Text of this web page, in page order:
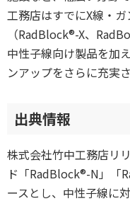
工務店はすでにX線・
（RadBlock®-X、
中性子線向け製品を加
ンアップをさらに充実
出典情報
株式会社竹中工務店リ
ド「RadBlock®-N」「
ースとし、中性子線に